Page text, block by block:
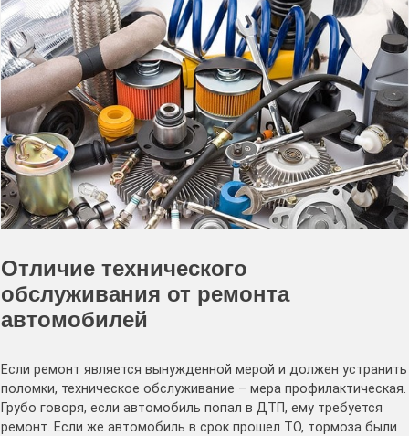
Отличие технического
обслуживания от ремонта
автомобилей
Если ремонт является вынужденной мерой и должен устранить
поломки, техническое обслуживание – мера профилактическая.
Грубо говоря, если автомобиль попал в ДТП, ему требуется
ремонт. Если же автомобиль в срок прошел ТО, тормоза были